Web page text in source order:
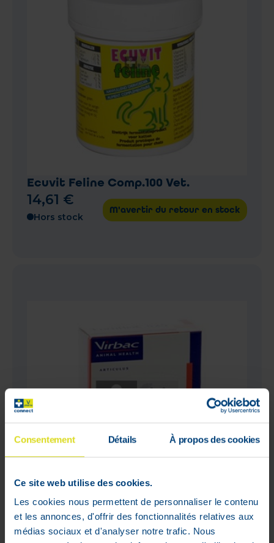
Consentement Détails À propos des cookies
Ce site web utilise des cookies.
Les cookies nous permettent de personnaliser le contenu
et les annonces, d'offrir des fonctionnalités relatives aux
médias sociaux et d'analyser notre trafic. Nous
Ecuvit Feline Comp.100 Vet.
14,61 €
Hors stock
M'avertir du retour en stock
Fortiflex Comprimes Veterinaire